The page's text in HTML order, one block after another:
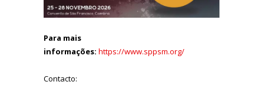
Para mais
informações: https://www.sppsm.org/
Contacto: